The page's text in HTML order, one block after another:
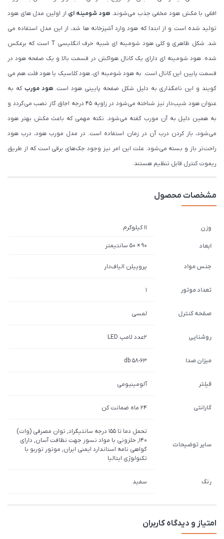
افقی با مکش هود مخفی جذب می‌شوند.هود شومینه ای از اولین مدل های هود
تولید شده است و از ابتدا که هود وارد آشپزخانه ها شد، از این مدل استفاده می
شد. شکل ظاهری و کلی هود شومینه ای شبیه حرف انگلیسی T است که برعکس
شده. هود شومینه ای دارای یک کانال هواکش در قسمت بالا و یک صفحه هود در
قسمت پایین این کانال است. به هود شومینه ای، هود کلاسیک یا هود فلت هم می
گویند و این نامگذاری به دلیل شکل صفحه پایینی هود است.هود مورب که به
عنوان هود شیب‌دار نیز شناخته می‌شود در زاویه ۴۵ درجه اجاق گاز نصب می‌گردد و
به همین دلیل به آن مورب گفته می‌شود. نکته مهمی که باعث مکش بهتر هود
می‌شود، باز کردن درب آن در زمان استفاده است. در مدل مورب هود، درب هود
راحت‌تر باز و بسته می‌شود. علت این امر نیز وجود جک‌های برقی است که از طریق
ریموت کنترل قابل تنظیم هستند.
مشخصات محصول
وزن 11 کیلوگرم
ابعاد 90 × 50 سانتیمتر
جنس مواد پروپیلن الیاف‌دار
تعداد موتور 1
صفحه کنترل لمسی
روشنایی 2عدد لامپ LED
میزان صدا 58-63 db
فیلتر آلومینیومی
گارانتی 24 ماه ضمانت کن
سایر توضیحات
تحمل دما تا 155 درجه سانتیگراد, توان مصرفی (وات)
140, حلزونی با مواد نسوز جهت نظافت آسان, دارای
گواهی نامه استاندارد ایمنی ایران, موتور توربو با
تکنولوژی ایتالیا
رنگ سفید
امتیاز و دیدگاه کاربران